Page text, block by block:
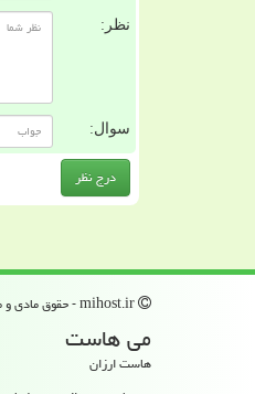
نظر:
سوال:
می هاست
هاست ارزان